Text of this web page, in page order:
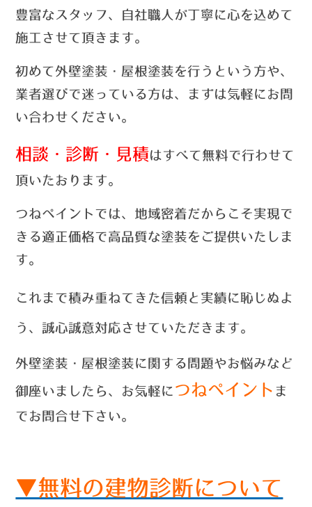
豊富なスタッフ、自社職人が丁寧に心を込めて
施工させて頂きます。
初めて外壁塗装・屋根塗装を行うという方や、
業者選びで迷っている方は、まずは気軽にお問
い合わせ ください。
相談・診断・見積はすべて無料で行わせて
頂いたおります。
つねペイントでは、 地域密着だからこそ実現で
きる適正価格で高品質な塗装をご提供いたしま
す。
これまで積み重ねてきた信頼と実績に恥じぬよ
う、誠心誠意対応させていただきます。
外壁塗装・屋根塗装に関する問題やお悩みなど
御座いましたら、お気軽に つねペイント ま
でお問合せ 下さい。
▼無料の建物診断について